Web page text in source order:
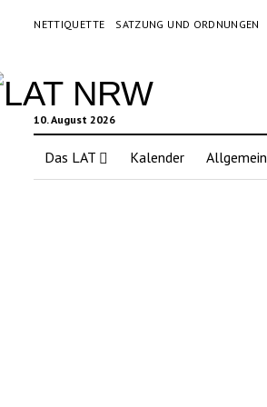
NETTIQUETTE SATZUNG UND ORDNUNGEN
10. August 2026
Das LAT Kalender Allgemein